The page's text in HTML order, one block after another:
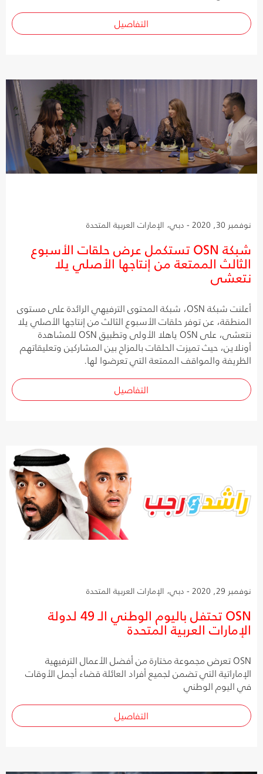
التفاصيل
نوفمبر 30, 2020 - دبي، الإمارات العربية المتحدة
شبكة OSN تستكمل عرض حلقات الأسبوع
الثالث الممتعة من إنتاجها الأصلي يلا
نتعشى
أعلنت شبكة OSN، شبكة المحتوى الترفيهي الرائدة على مستوى
المنطقة، عن توفر حلقات الأسبوع الثالث من إنتاجها الأصلي يلا
نتعشى، على OSN ياهلا الأولى وتطبيق OSN للمشاهدة
أونلاين، حيث تميزت الحلقات بالمزاح بين المشاركين وتعليقاتهم
الظريفة والمواقف الممتعة التي تعرضوا لها.
التفاصيل
نوفمبر 29, 2020 - دبي، الإمارات العربية المتحدة
OSN تحتفل باليوم الوطني الـ 49 لدولة
الإمارات العربية المتحدة
OSN تعرض مجموعة مختارة من أفضل الأعمال الترفيهية
الإماراتية التي تضمن لجميع أفراد العائلة قضاء أجمل الأوقات
في اليوم الوطني
التفاصيل